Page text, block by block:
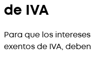
de IVA
Para que los
exentos de IVA,